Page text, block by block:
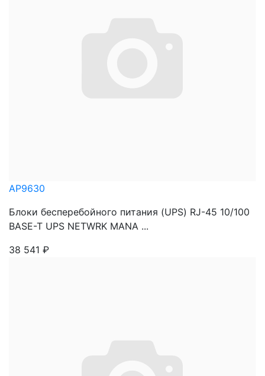
AP9630
Блоки бесперебойного питания (UPS) RJ-45 10/100
BASE-T UPS NETWRK MANA ...
38 541 ₽